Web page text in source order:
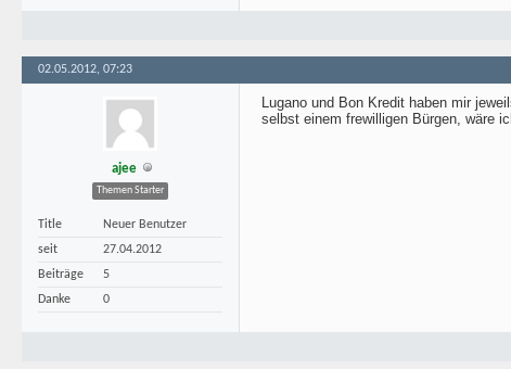
02.05.2012, 07:23
ajee
Themen Starter
Title
Neuer Benutzer
seit
27.04.2012
Beiträge
5
Danke
0
Lugano und Bon Kredit haben mir
selbst einem frewilligen Bürgen, wäre